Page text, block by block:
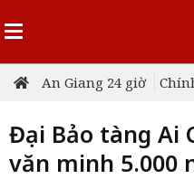
An Giang 24 giờ
Đại Bảo tàng Ai
văn minh 5.000